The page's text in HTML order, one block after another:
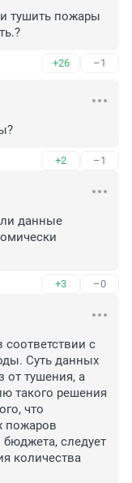
тушить пожары
+26 –1
+2 –1
ли данные
+3 –0
с
Суть данных
от тушения, а
такого решения
что
пожаров
следует
количества